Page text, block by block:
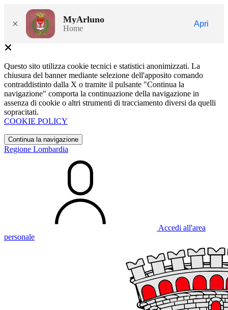
× MyArluno
Home
Apri
Questo sito utilizza cookie tecnici e statistici anonimizzati. La
chiusura del banner mediante selezione dell'apposito comando
contraddistinto dalla X o tramite il pulsante "Continua la
navigazione" comporta la continuazione della navigazione in
assenza di cookie o altri strumenti di tracciamento diversi da quelli
sopracitati.
COOKIE POLICY
Continua la navigazione
Regione Lombardia
Accedi all'area
personale